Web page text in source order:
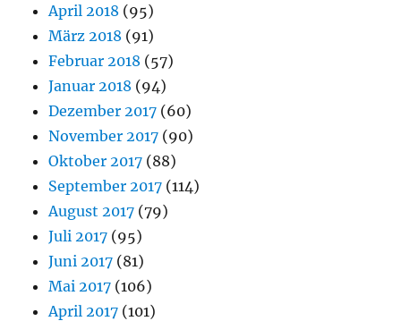
April 2018 (95)
März 2018 (91)
Februar 2018 (57)
Januar 2018 (94)
Dezember 2017 (60)
November 2017 (90)
Oktober 2017 (88)
September 2017 (114)
August 2017 (79)
Juli 2017 (95)
Juni 2017 (81)
Mai 2017 (106)
April 2017 (101)